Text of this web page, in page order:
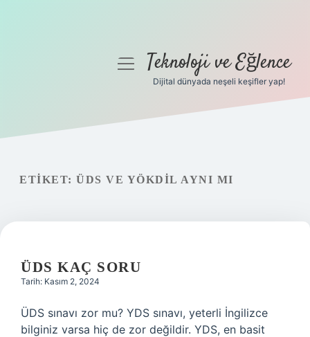
Gizlilik Politikası
menüyüTeknoloji ve Eğlence
Dijital dünyada neşeli keşifler yap!
ETIKET: ÜDS VE YÖKDİL AYNI MI
ÜDS KAÇ SORU
Tarih: Kasım 2, 2024
ÜDS sınavı zor mu? YDS sınavı, yeterli İngilizce
bilginiz varsa hiç de zor değildir. YDS, en basit